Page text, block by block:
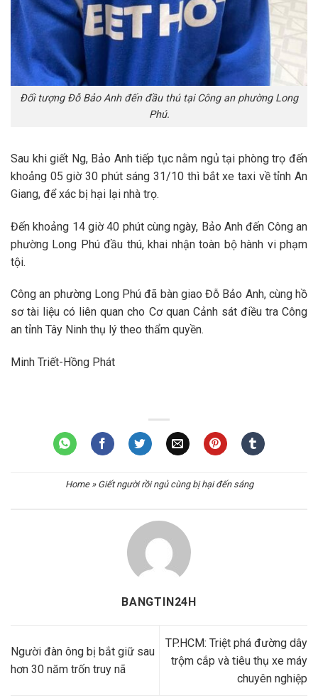
Đối tượng Đỗ Bảo Anh đến đầu thú tại Công an phường Long
Phú.
Sau khi giết Ng, Bảo Anh tiếp tục nằm ngủ tại phòng trọ đến
khoảng 05 giờ 30 phút sáng 31/10 thì bắt xe taxi về tỉnh An
Giang, để xác bị hại lại nhà trọ.
Đến khoảng 14 giờ 40 phút cùng ngày, Bảo Anh đến Công an
phường Long Phú đầu thú, khai nhận toàn bộ hành vi phạm
tội.
Công an phường Long Phú đã bàn giao Đỗ Bảo Anh, cùng hồ
sơ tài liệu có liên quan cho Cơ quan Cảnh sát điều tra Công
an tỉnh Tây Ninh thụ lý theo thẩm quyền.
Minh Triết-Hồng Phát
Home» Giết người rồi ngủ cùng bị hại đến sáng
BANGTIN24H
Người đàn ông bị bắt giữ sau
hơn 30 năm trốn truy nã
TP.HCM: Triệt phá đường dây
trộm cắp và tiêu thụ xe máy
chuyên nghiệp